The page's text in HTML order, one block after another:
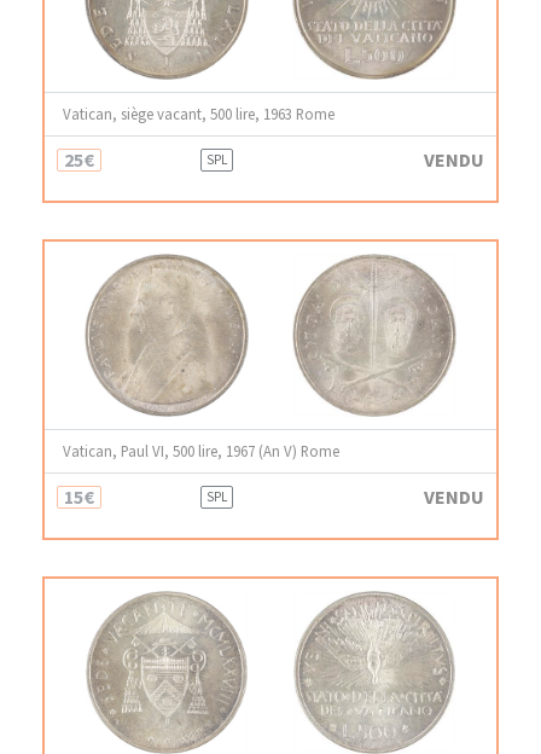
Vatican, siège vacant, 500 lire, 1963 Rome
25€ SPL VENDU
Vatican, Paul VI, 500 lire, 1967 (An V) Rome
15€ SPL VENDU